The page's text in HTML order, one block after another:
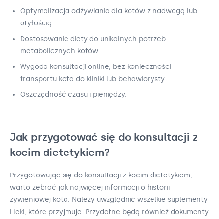
Optymalizacja odżywiania dla kotów z nadwagą lub
otyłością.
Dostosowanie diety do unikalnych potrzeb
metabolicznych kotów.
Wygoda konsultacji online, bez konieczności
transportu kota do kliniki lub behawiorysty.
Oszczędność czasu i pieniędzy.
Jak przygotować się do konsultacji z
kocim dietetykiem?
Przygotowując się do konsultacji z kocim dietetykiem,
warto zebrać jak najwięcej informacji o historii
żywieniowej kota. Należy uwzględnić wszelkie suplementy
i leki, które przyjmuje. Przydatne będą również dokumenty